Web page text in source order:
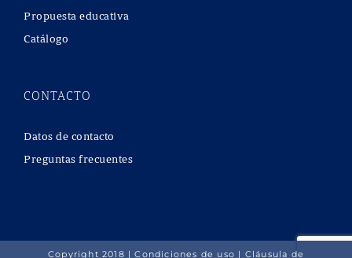
Propuesta educativa
Catálogo
CONTACTO
Datos de contacto
Preguntas frecuentes
Copyright 2018 |Condiciones de uso | Cláusula de